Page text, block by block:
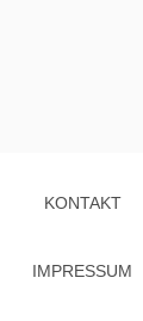
KONTAKT
IMPRESSUM